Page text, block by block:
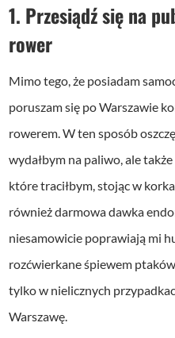
1. Przesiądź się na
rower
Mimo tego, że posiadam
poruszam się po Warszawie
rowerem. W ten sposób
wydałbym na paliwo, ale
które traciłbym, stojąc w
również darmowa dawka
niesamowicie poprawiają mi
rozćwierkane śpiewem
tylko w nielicznych
Warszawę.